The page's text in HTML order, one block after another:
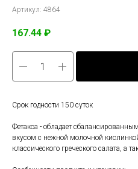
Артикул: 4864
167.44 ₽
Срок годности 150 суток
Фетакса - обладает
вкусом с нежной молочной
классического греческого салата, а